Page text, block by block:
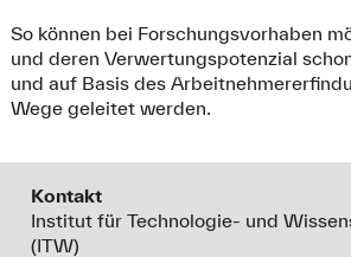
So können bei Forschungsvorhaben
und deren Verwertungspotenzial
und auf Basis des
Wege geleitet werden.
Kontakt
Institut für Technologie- und
(ITW)